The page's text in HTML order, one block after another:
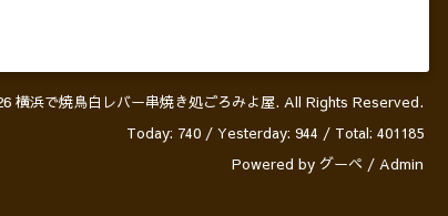
横浜で焼鳥白レバー串焼き処ごろみよ屋. All Rights Reserved.
Today: 740 / Yesterday: 944 / Total: 401185
Powered by グーペ / Admin